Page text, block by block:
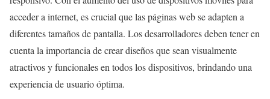
acceder a internet, es crucial que las páginas web se adapten a
diferentes tamaños de pantalla. Los desarrolladores deben tener en
cuenta la importancia de crear diseños que sean visualmente
atractivos y funcionales en todos los dispositivos, brindando una
experiencia de usuario óptima.